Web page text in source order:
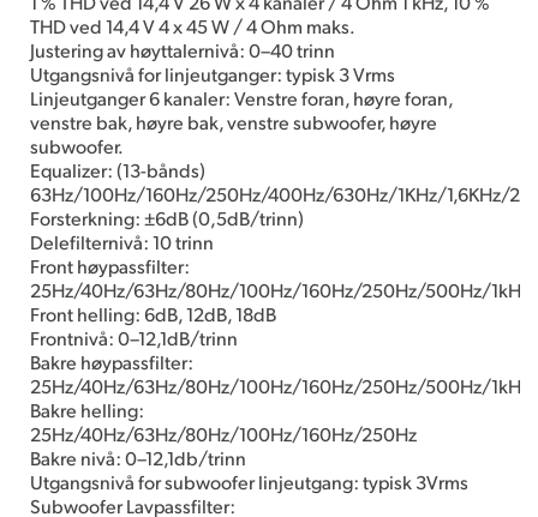
THD ved 14,4 V 4 x 45 W / 4 Ohm maks.
Justering av høyttalernivå: 0–40 trinn
Utgangsnivå for linjeutganger: typisk 3 Vrms
Linjeutganger 6 kanaler: Venstre foran, høyre foran,
venstre bak, høyre bak, venstre subwoofer, høyre
subwoofer.
Equalizer: (13-bånds)
63Hz/100Hz/160Hz/250Hz/400Hz/630Hz/1KHz/1,6KHz/
Forsterkning: ±6dB (0,5dB/trinn)
Delefilternivå: 10 trinn
Front høypassfilter:
25Hz/40Hz/63Hz/80Hz/100Hz/160Hz/250Hz/500Hz/
Front helling: 6dB, 12dB, 18dB
Frontnivå: 0–12,1dB/trinn
Bakre høypassfilter:
25Hz/40Hz/63Hz/80Hz/100Hz/160Hz/250Hz/500Hz/
Bakre helling:
25Hz/40Hz/63Hz/80Hz/100Hz/160Hz/250Hz
Bakre nivå: 0–12,1db/trinn
Utgangsnivå for subwoofer linjeutgang: typisk 3Vrms
Subwoofer Lavpassfilter: